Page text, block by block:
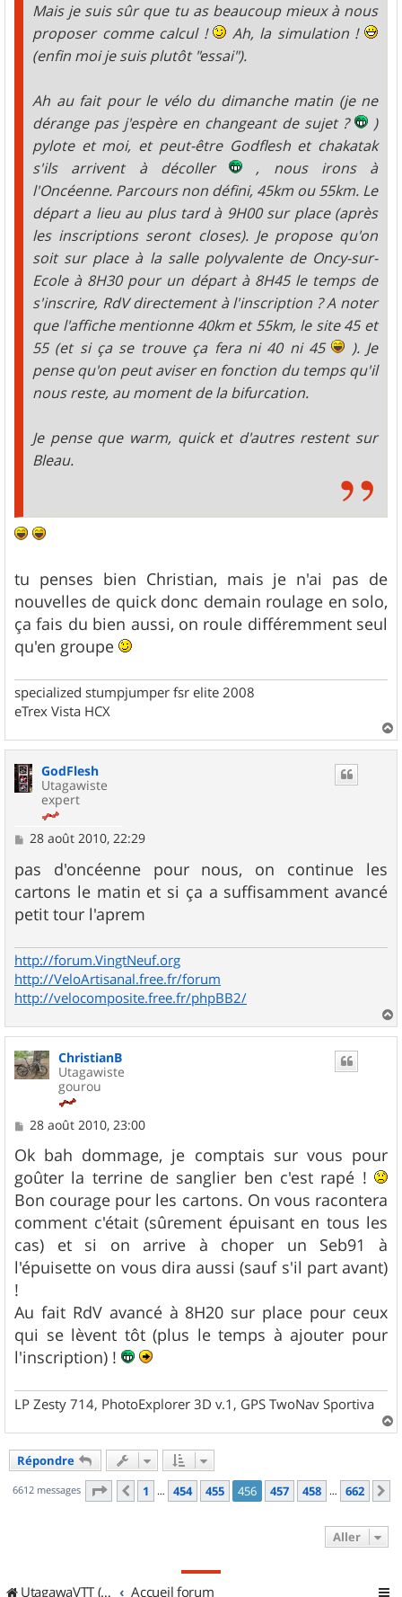
Mais je suis sûr que tu as beaucoup mieux à nous
proposer comme calcul !
Ah, la simulation !
(enfin moi je suis plutôt "essai").
Ah au fait pour le vélo du dimanche matin (je ne
dérange pas j'espère en changeant de sujet ?
)
pylote et moi, et peut-être Godflesh et chakatak
s'ils arrivent à décoller
, nous irons à
l'Oncéenne. Parcours non défini, 45km ou 55km. Le
départ a lieu au plus tard à 9H00 sur place (après
les inscriptions seront closes). Je propose qu'on
soit sur place à la salle polyvalente de Oncy-sur-
Ecole à 8H30 pour un départ à 8H45 le temps de
s'inscrire, RdV directement à l'inscription ? A noter
que l'affiche mentionne 40km et 55km, le site 45 et
55 (et si ça se trouve ça fera ni 40 ni 45
). Je
pense qu'on peut aviser en fonction du temps qu'il
nous reste, au moment de la bifurcation.
Je pense que warm, quick et d'autres restent sur
Bleau.
tu penses bien Christian, mais je n'ai pas de
nouvelles de quick donc demain roulage en solo,
ça fais du bien aussi, on roule différemment seul
qu'en groupe
specialized stumpjumper fsr elite 2008
eTrex Vista HCX
a
GodFlesh
Utagawiste
expert
M
s
s
a
g
e
28 août 2010, 22:29
pas d'oncéenne pour nous, on continue les
cartons le matin et si ça a suffisamment avancé
petit tour l'aprem
http://forum.VingtNeuf.org
http://VeloArtisanal.free.fr/forum
http://velocomposite.free.fr/phpBB2/
a
ChristianB
Utagawiste
gourou
M
s
s
a
g
e
28 août 2010, 23:00
Ok bah dommage, je comptais sur vous pour
goûter la terrine de sanglier ben c'est rapé !
Bon courage pour les cartons. On vous racontera
comment c'était (sûrement épuisant en tous les
cas) et si on arrive à choper un Seb91 à
l'épuisette on vous dira aussi (sauf s'il part avant)
!
Au fait RdV avancé à 8H20 sur place pour ceux
qui se lèvent tôt (plus le temps à ajouter pour
l'inscription) !
LP Zesty 714, PhotoExplorer 3D v.1, GPS TwoNav Sportiva
a
Répondre
6612 messages Page 456 sur662
Précédent
1 … 454 455 456 457 458 … 662
Aller
UtagawaVTT (Randos VTT et VTTAE avec traces GPS) Accueil forum